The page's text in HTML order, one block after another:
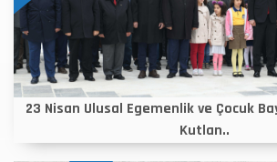
23 Nisan Ulusal Egemenlik ve Çocuk
Kutlan..